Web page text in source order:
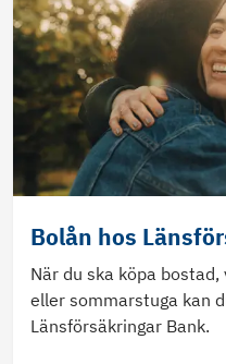
Bolån hos
När du ska köpa
eller sommarstuga kan
Länsförsäkringar Bank.